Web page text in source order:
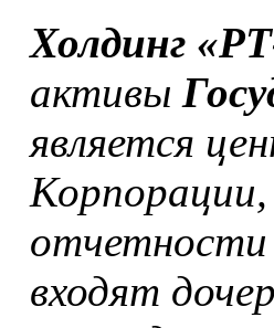
Холдинг
активы
является
Корпорации,
входят